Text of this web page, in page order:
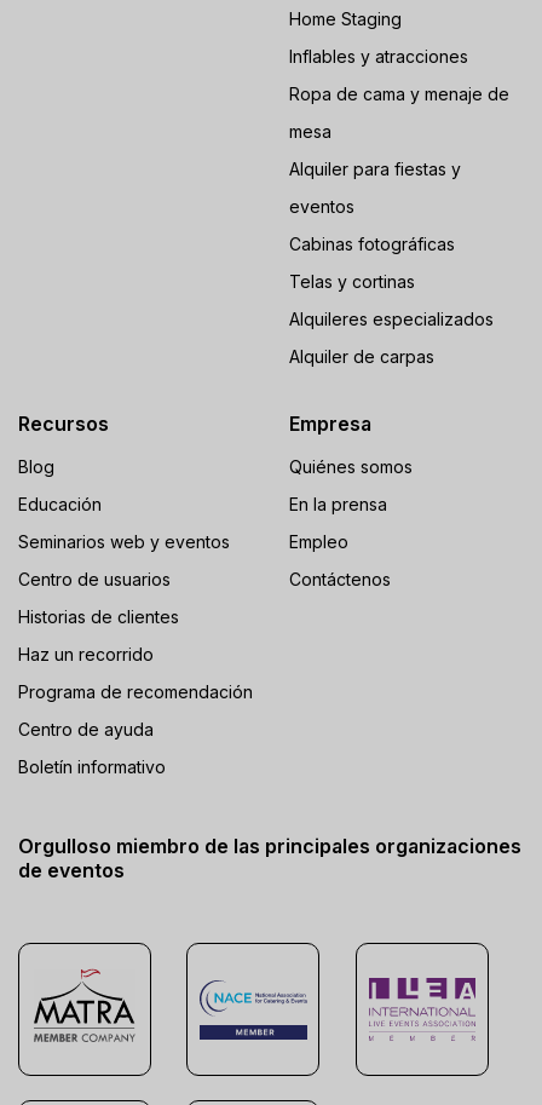
Home Staging
Inflables y atracciones
Ropa de cama y menaje de
mesa
Alquiler para fiestas y
eventos
Cabinas fotográficas
Telas y cortinas
Alquileres especializados
Alquiler de carpas
Recursos
Blog
Educación
Seminarios web y eventos
Centro de usuarios
Historias de clientes
Haz un recorrido
Programa de recomendación
Centro de ayuda
Boletín informativo
Empresa
Quiénes somos
En la prensa
Empleo
Contáctenos
Orgulloso miembro de las principales organizaciones
de eventos